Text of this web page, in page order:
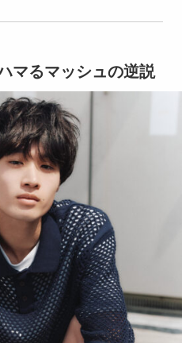
マるマッシュの逆説